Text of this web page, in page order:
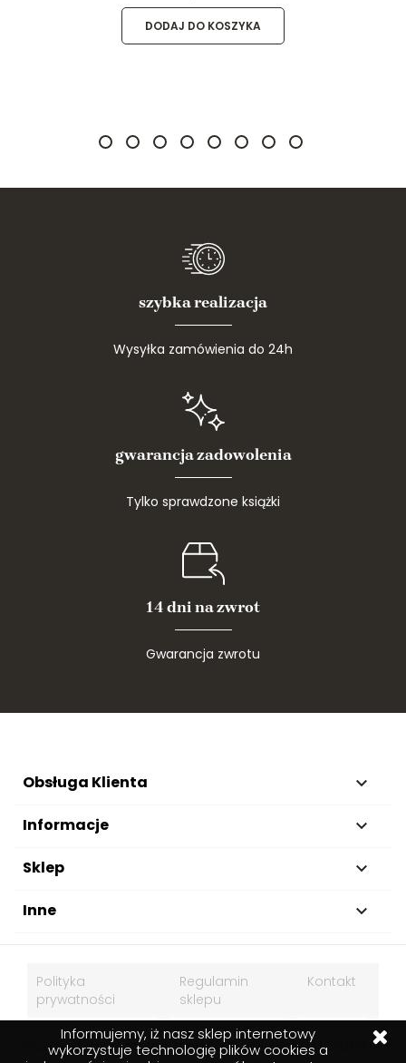
DODAJ DO KOSZYKA
szybka realizacja
Wysyłka zamówienia do 24h
gwarancja zadowolenia
Tylko sprawdzone książki
14 dni na zwrot
Gwarancja zwrotu
Obsługa Klienta 
Informacje 
Sklep 
Inne 
Informujemy, iż nasz sklep internetowy
wykorzystuje technologię plików cookies a
Polityka
prywatności
Regulamin
sklepu
Kontakt
Wszelkie prawa zastrzeżone © Wydawnictwo I Drukarnia